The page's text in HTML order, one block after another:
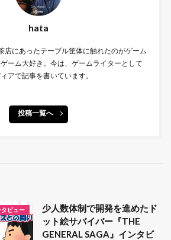
hata
店にあったテーブル筐体に触れたのがゲーム
ーム大好き。今は、ゲームライターとして
アで記事を書いています。
投稿一覧へ
タビュー
少人数体制で開発を進めたド
ット絵サバイバー『THE
GENERAL SAGA』インタビ